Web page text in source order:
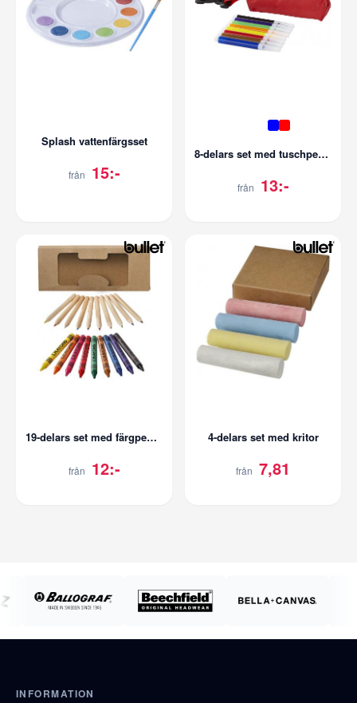
Splash vattenfärgsset
från 15:-
8-delars set med tuschpennor
från 13:-
19-delars set med färgpennor och kritor
från 12:-
4-delars set med kritor
från 7,81
INFORMATION